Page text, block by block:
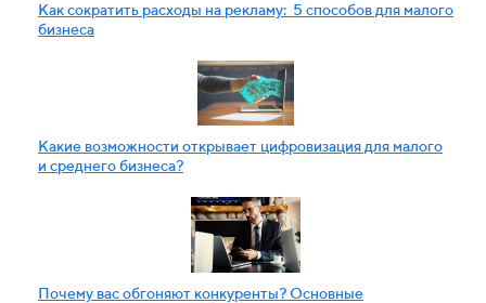
Как сократить расходы на рекламу: 5 способов для малого
бизнеса
Какие возможности открывает цифровизация для малого
и среднего бизнеса?
Почему вас обгоняют конкуренты? Основные